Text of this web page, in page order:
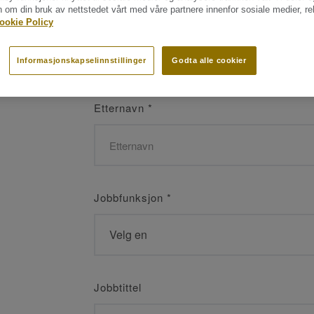
Etternavn *
Jobbfunksjon *
Jobbtittel
om din bruk av nettstedet vårt med våre partnere innenfor sosiale medier,
Policy
Godta alle cookier
Informasjonskapselinnstillinger